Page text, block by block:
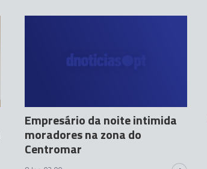
Empresário da noite intimida
moradores na zona do
Centromar